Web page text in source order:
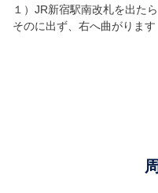
１）JR新宿駅南改札を出たら
そのに出ず、右へ曲がります